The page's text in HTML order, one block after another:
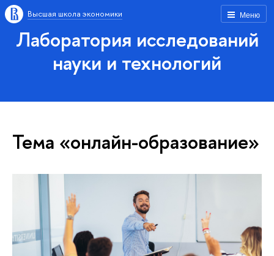
Меню
Высшая школа экономики
Лаборатория исследований
науки и технологий
Тема «онлайн-образование»